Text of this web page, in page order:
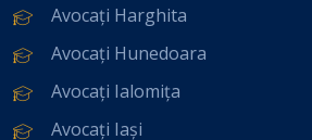
Avocați Harghita
Avocați Hunedoara
Avocați Ialomița
Avocați Iași